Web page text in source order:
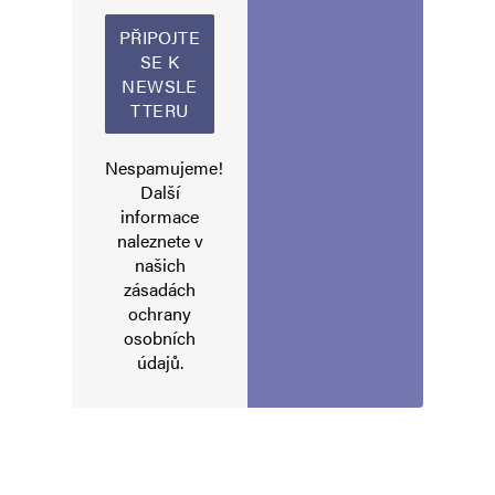
Nespamujeme!
Další
informace
naleznete v
našich
zásadách
ochrany
osobních
údajů.